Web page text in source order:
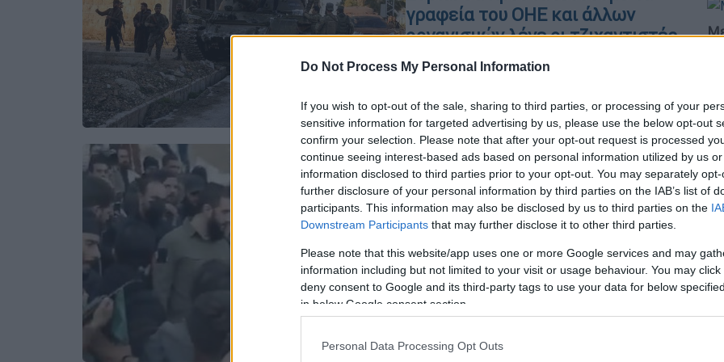
Do Not Process My Personal Information
If you wish to opt-out of the sale, sharing to third parties, or processing of your
sensitive information for targeted advertising by us, please use the below opt-out
confirm your selection. Please note that after your opt-out request is processed
continue seeing interest-based ads based on personal information utilized by us
information disclosed to third parties prior to your opt-out. You may separately
further disclosure of your personal information by third parties on the IAB’s list of
participants. This information may also be disclosed by us to third parties on the
Downstream Participants that may further disclose it to other third parties.
Please note that this website/app uses one or more Google services and may
information including but not limited to your visit or usage behaviour. You may
deny consent to Google and its third-party tags to use your data for below
in below Google consent section.
Personal Data Processing Opt Outs
γραφεία του ΟΗΕ και άλλων
οργανισμών λένε οι τζιχαντιστές
«Είναι καθήκον μας»
Κόσμος|04.12.2024 19:20
Ζωντανός ο - επικηρυγμένος από
τις ΗΠΑ- ηγέτης των
τζιχαντιστών στη Συρία –
Δημόσια εμφάνιση μετά την
εισβολή στο Χαλέπι
Την Κυριακή (01/12) κυκλοφόρησαν
πληροφορίες περί θανάτου του
ρωσική αεροπορική επιδρομή